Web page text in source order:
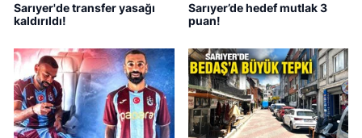
Sarıyer'de transfer yasağı
kaldırıldı!
Sarıyer’de hedef mutlak 3
puan!